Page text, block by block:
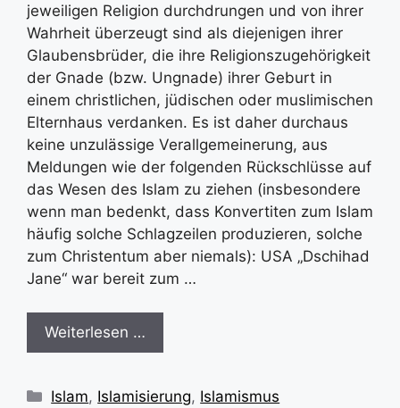
jeweiligen Religion durchdrungen und von ihrer
Wahrheit überzeugt sind als diejenigen ihrer
Glaubensbrüder, die ihre Religionszugehörigkeit
der Gnade (bzw. Ungnade) ihrer Geburt in
einem christlichen, jüdischen oder muslimischen
Elternhaus verdanken. Es ist daher durchaus
keine unzulässige Verallgemeinerung, aus
Meldungen wie der folgenden Rückschlüsse auf
das Wesen des Islam zu ziehen (insbesondere
wenn man bedenkt, dass Konvertiten zum Islam
häufig solche Schlagzeilen produzieren, solche
zum Christentum aber niemals): USA „Dschihad
Jane“ war bereit zum …
Weiterlesen …
Kategorien
Islam, Islamisierung, Islamismus